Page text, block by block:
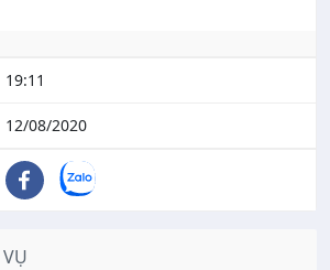
19:11
12/08/2020